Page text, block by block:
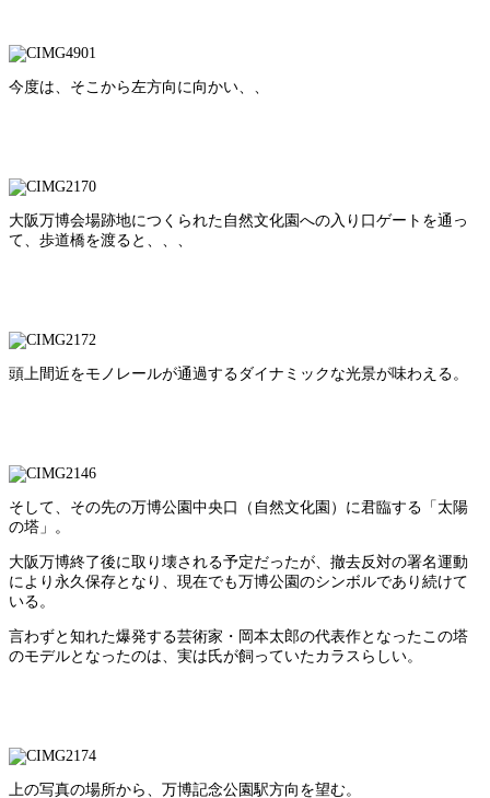
今度は、そこから左方向に向かい、、
大阪万博会場跡地につくられた自然文化園への入り口ゲートを通っ
て、歩道橋を渡ると、、、
頭上間近をモノレールが通過するダイナミックな光景が味わえる。
そして、その先の万博公園中央口（自然文化園）に君臨する「太陽
の塔」。
大阪万博終了後に取り壊される予定だったが、撤去反対の署名運動
により永久保存となり、現在でも万博公園のシンボルであり続けて
いる。
言わずと知れた爆発する芸術家・岡本太郎の代表作となったこの塔
のモデルとなったのは、実は氏が飼っていたカラスらしい。
上の写真の場所から、万博記念公園駅方向を望む。